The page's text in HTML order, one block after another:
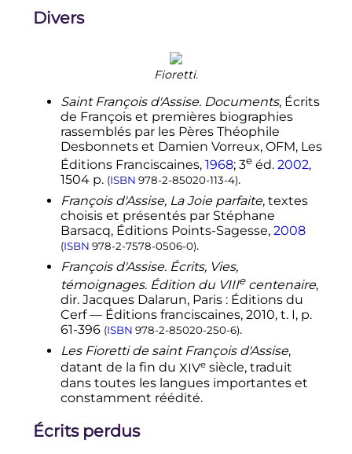
Divers
Fioretti.
Saint François d'Assise. Documents, Écrits
de François et premières biographies
rassemblés par les Pères Théophile
Desbonnets et Damien Vorreux, OFM, Les
Éditions Franciscaines, 1968; 3eéd. 2002,
1504 p. (ISBN 978-2-85020-113-4).
François d'Assise, La Joie parfaite, textes
choisis et présentés par Stéphane
Barsacq, Éditions Points-Sagesse, 2008
(ISBN 978-2-7578-0506-0).
François d'Assise. Écrits, Vies,
témoignages. Édition du VIIIecentenaire,
dir. Jacques Dalarun, Paris : Éditions du
Cerf — Éditions franciscaines, 2010, t. I, p.
61-396 (ISBN 978-2-85020-250-6).
Les Fioretti de saint François d'Assise,
datant de la fin du XIVe siècle, traduit
dans toutes les langues importantes et
constamment réédité.
Écrits perdus